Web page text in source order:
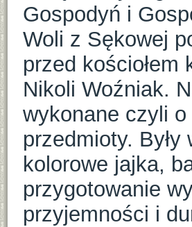
Gospodyń i
Woli z Sękowej
przed
Nikoli Woźniak.
wykonane czyli
przedmioty.
kolorowe jajka,
przygotowanie
przyjemności i